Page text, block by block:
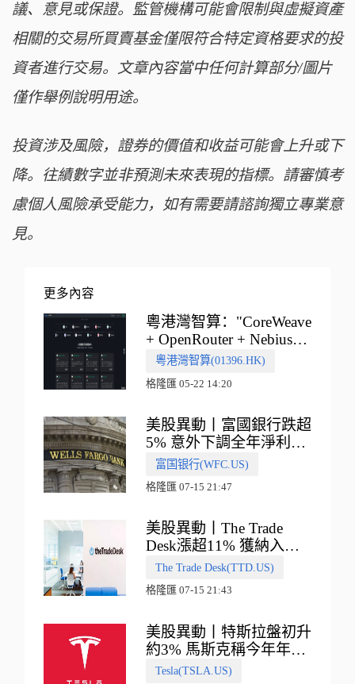
議、意見或保證。監管機構可能會限制與虛擬資產
相關的交易所買賣基金僅限符合特定資格要求的投
資者進行交易。文章內容當中任何計算部分/圖片
僅作舉例說明用途。
投資涉及風險，證券的價值和收益可能會上升或下
降。往績數字並非預測未來表現的指標。請審慎考
慮個人風險承受能力，如有需要請諮詢獨立專業意
見。
更多內容
粵港灣智算："CoreWeave
+ OpenRouter + Nebius"
多向融合的中國智算新範
式
粵港灣智算(01396.HK)
格隆匯 05-22 14:20
美股異動丨富國銀行跌超
5% 意外下調全年淨利息
收入指引
富国银行(WFC.US)
格隆匯 07-15 21:47
美股異動丨The Trade
Desk漲超11% 獲納入標
普500指數
The Trade Desk(TTD.US)
格隆匯 07-15 21:43
美股異動丨特斯拉盤初升
約3% 馬斯克稱今年年底
會有‘史詩級震撼’的演示
Tesla(TSLA.US)